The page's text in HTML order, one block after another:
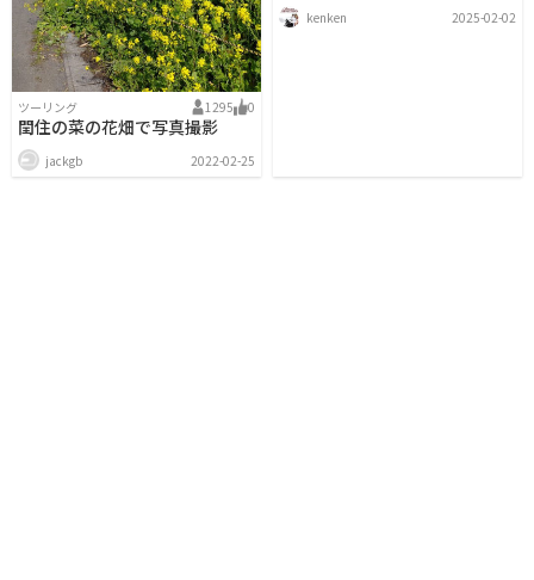
ツーリング 1295 0
閏住の菜の花畑で写真撮影
jackgb 2022-02-25
kenken 2025-02-02